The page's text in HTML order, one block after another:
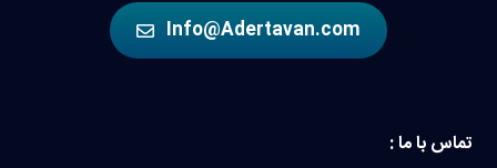
Info@Adertavan.com
تماس با ما :